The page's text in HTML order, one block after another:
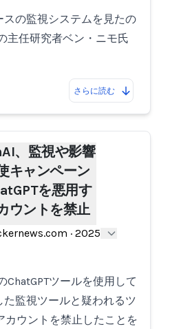
スの監視システムを見たの
主任研究者ベン・ニモ氏
さらに読む
、監視や影響
キャンペーン
を悪用す
ウントを禁止
· 2025
ChatGPTツールを使用して
た監視ツールと疑われるツ
カウントを禁止したことを